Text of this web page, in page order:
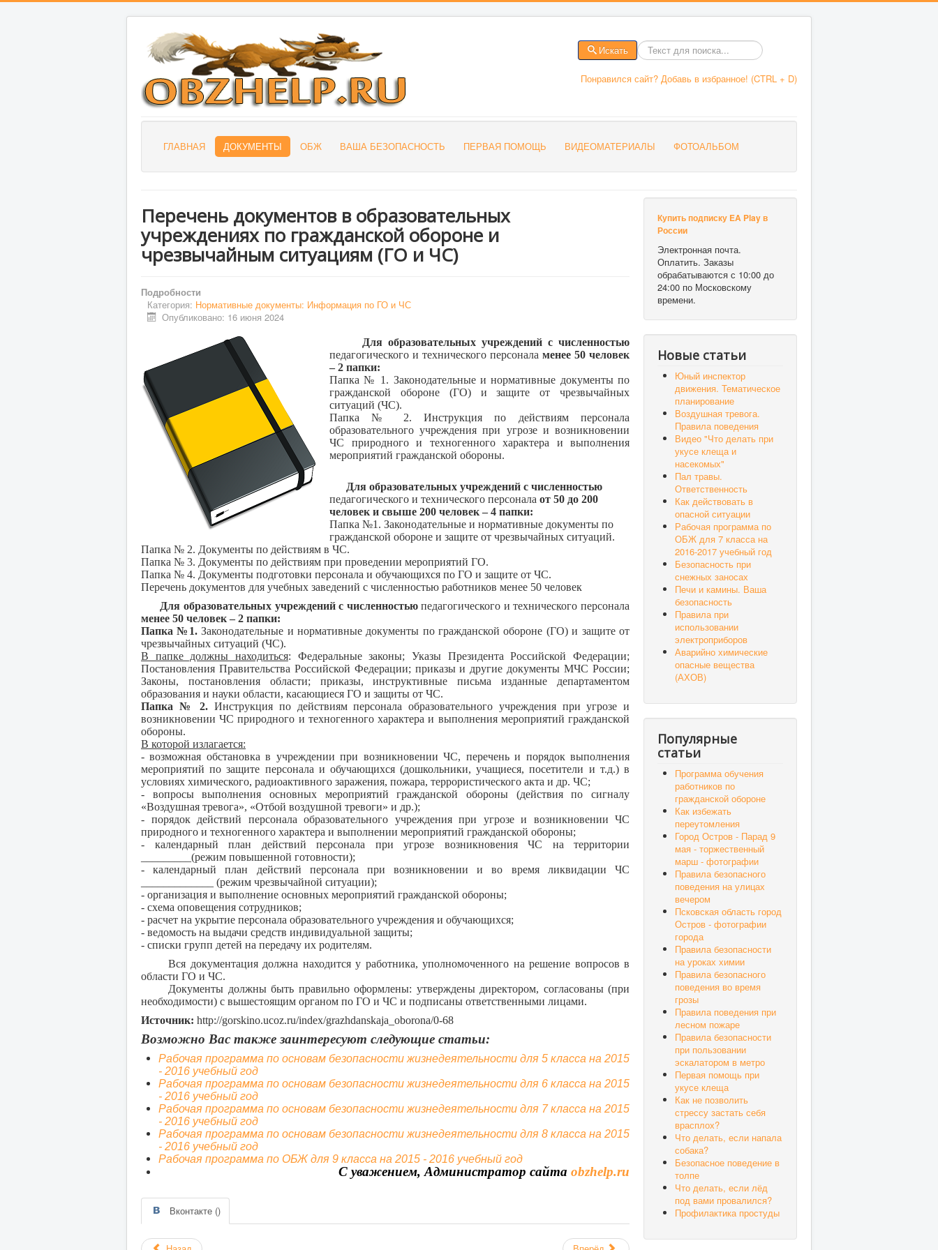
Искать
для
Понравился сайт? Добавь в избранное! (CTRL + D)
ГЛАВНАЯ ДОКУМЕНТЫ ОБЖ ВАША БЕЗОПАСНОСТЬ ПЕРВАЯ ПОМОЩЬ ВИДЕОМАТЕРИАЛЫ ФОТОАЛЬБОМ
Перечень документов в образовательных
учреждениях по гражданской обороне и
чрезвычайным ситуациям (ГО и ЧС)
Подробности
Категория: Нормативные документы: Информация по ГО и ЧС
Опубликовано: 16 июня 2024
Для образовательных учреждений с численностью
педагогического и технического персонала менее 50 человек
– 2 папки:
Папка № 1. Законодательные и нормативные документы по
гражданской обороне (ГО) и защите от чрезвычайных
ситуаций (ЧС).
Папка № 2. Инструкция по действиям персонала
образовательного учреждения при угрозе и возникновении
ЧС природного и техногенного характера и выполнения
мероприятий гражданской обороны.
Для образовательных учреждений с численностью
педагогического и технического персонала от 50 до 200
человек и свыше 200 человек – 4 папки:
Папка №1. Законодательные и нормативные документы по
гражданской обороне и защите от чрезвычайных ситуаций.
Папка № 2. Документы по действиям в ЧС.
Папка № 3. Документы по действиям при проведении мероприятий ГО.
Папка № 4. Документы подготовки персонала и обучающихся по ГО и защите от ЧС.
Перечень документов для учебных заведений с численностью работников менее 50 человек
Для образовательных учреждений с численностьюпедагогического и технического персонала
менее 50 человек – 2 папки:
Папка №1.Законодательные и нормативные документы по гражданской обороне (ГО) и защите от
чрезвычайных ситуаций (ЧС).
В папке должны находиться: Федеральные законы; Указы Президента Российской Федерации;
Постановления Правительства Российской Федерации; приказы и другие документы МЧС России;
Законы, постановления области; приказы, инструктивные письма изданные департаментом
образования и науки области, касающиеся ГО и защиты от ЧС.
Папка № 2. Инструкция по действиям персонала образовательного учреждения при угрозе и
возникновении ЧС природного и техногенного характера и выполнения мероприятий гражданской
обороны.
В которой излагается:
- возможная обстановка в учреждении при возникновении ЧС, перечень и порядок выполнения
мероприятий по защите персонала и обучающихся (дошкольники, учащиеся, посетители и т.д.) в
условиях химического, радиоактивного заражения, пожара, террористического акта и др. ЧС;
- вопросы выполнения основных мероприятий гражданской обороны (действия по сигналу
«Воздушная тревога», «Отбой воздушной тревоги» и др.);
- порядок действий персонала образовательного учреждения при угрозе и возникновении ЧС
природного и техногенного характера и выполнении мероприятий гражданской обороны;
- календарный план действий персонала при угрозе возникновения ЧС на территории
_________(режим повышенной готовности);
- календарный план действий персонала при возникновении и во время ликвидации ЧС
_____________ (режим чрезвычайной ситуации);
- организация и выполнение основных мероприятий гражданской обороны;
- схема оповещения сотрудников;
- расчет на укрытие персонала образовательного учреждения и обучающихся;
- ведомость на выдачи средств индивидуальной защиты;
- списки групп детей на передачу их родителям.
Вся документация должна находится у работника, уполномоченного на решение вопросов в
области ГО и ЧС.
Документы должны быть правильно оформлены: утверждены директором, согласованы (при
необходимости) с вышестоящим органом по ГО и ЧС и подписаны ответственными лицами.
Источник: http://gorskino.ucoz.ru/index/grazhdanskaja_oborona/0-68
Возможно Вас также заинтересуют следующие статьи:
Рабочая программа по основам безопасности жизнедеятельности для 5 класса на 2015
- 2016 учебный год
Рабочая программа по основам безопасности жизнедеятельности для 6 класса на 2015
- 2016 учебный год
Рабочая программа по основам безопасности жизнедеятельности для 7 класса на 2015
- 2016 учебный год
Рабочая программа по основам безопасности жизнедеятельности для 8 класса на 2015
- 2016 учебный год
Рабочая программа по ОБЖ для 9 класса на 2015 - 2016 учебный год
С уважением, Администратор сайта obzhelp.ru
Вконтакте ()
Купить подписку EA Play в
России
Электронная почта.
Оплатить. Заказы
обрабатываются с 10:00 до
24:00 по Московскому
времени.
Новые статьи
Юный инспектор
движения. Тематическое
планирование
Воздушная тревога.
Правила поведения
Видео "Что делать при
укусе клеща и
насекомых"
Пал травы.
Ответственность
Как действовать в
опасной ситуации
Рабочая программа по
ОБЖ для 7 класса на
2016-2017 учебный год
Безопасность при
снежных заносах
Печи и камины. Ваша
безопасность
Правила при
использовании
электроприборов
Аварийно химические
опасные вещества
(АХОВ)
Популярные
статьи
Программа обучения
работников по
гражданской обороне
Как избежать
переутомления
Город Остров - Парад 9
мая - торжественный
марш - фотографии
Правила безопасного
поведения на улицах
вечером
Псковская область город
Остров - фотографии
города
Правила безопасности
на уроках химии
Правила безопасного
поведения во время
грозы
Правила поведения при
лесном пожаре
Правила безопасности
при пользовании
эскалатором в метро
Первая помощь при
укусе клеща
Как не позволить
стрессу застать себя
врасплох?
Что делать, если напала
собака?
Безопасное поведение в
толпе
Что делать, если лёд
под вами провалился?
Профилактика простуды